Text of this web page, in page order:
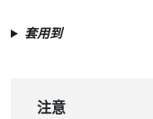
套用到
注意